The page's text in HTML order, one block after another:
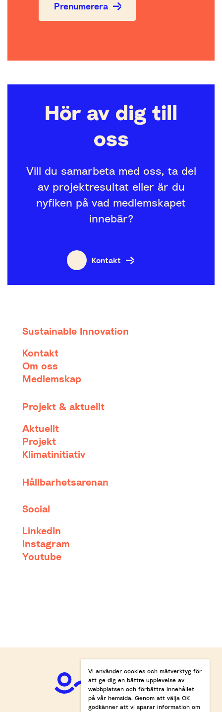
Prenumerera
Hör av dig till
oss
Vill du samarbeta med oss, ta del
av projektresultat eller är du
nyfiken på vad medlemskapet
innebär?
Kontakt
Sustainable Innovation
Kontakt
Om oss
Medlemskap
Projekt & aktuellt
Aktuellt
Projekt
Klimatinitiativ
Hållbarhetsarenan
Social
LinkedIn
Instagram
Youtube
Vi använder cookies och mätverktyg för
att ge dig en bättre upplevelse av
webbplatsen och förbättra innehållet
på vår hemsida. Genom att välja OK
godkänner att vi sparar information om